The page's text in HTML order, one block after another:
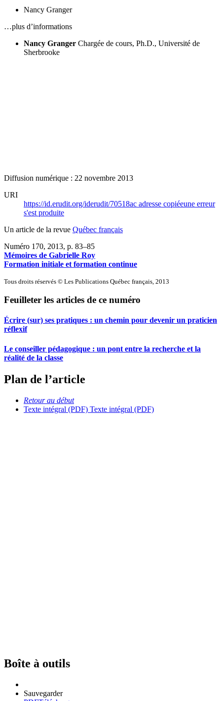
Nancy Granger
…plus d’informations
Nancy Granger Chargée de cours, Ph.D., Université de
Sherbrooke
Diffusion numérique : 22 novembre 2013
URI
https://id.erudit.org/iderudit/70518ac adresse copiéeune erreur
s'est produite
Un article de la revue Québec français
Numéro 170, 2013, p. 83–85
Mémoires de Gabrielle Roy
Formation initiale et formation continue
Tous droits réservés © Les Publications Québec français, 2013
Feuilleter les articles de ce numéro
Écrire (sur) ses pratiques : un chemin pour devenir un praticien
réflexif
Le conseiller pédagogique : un pont entre la recherche et la
réalité de la classe
Plan de l’article
Retour au début
Texte intégral (PDF) Texte intégral (PDF)
Boîte à outils
Sauvegarder